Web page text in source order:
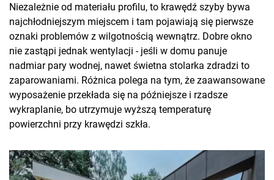
Niezależnie od materiału profilu, to krawędź szyby bywa
najchłodniejszym miejscem i tam pojawiają się pierwsze
oznaki problemów z wilgotnością wewnątrz. Dobre okno
nie zastąpi jednak wentylacji - jeśli w domu panuje
nadmiar pary wodnej, nawet świetna stolarka zdradzi to
zaparowaniami. Różnica polega na tym, że zaawansowane
wyposażenie przekłada się na późniejsze i rzadsze
wykraplanie, bo utrzymuje wyższą temperaturę
powierzchni przy krawędzi szkła.